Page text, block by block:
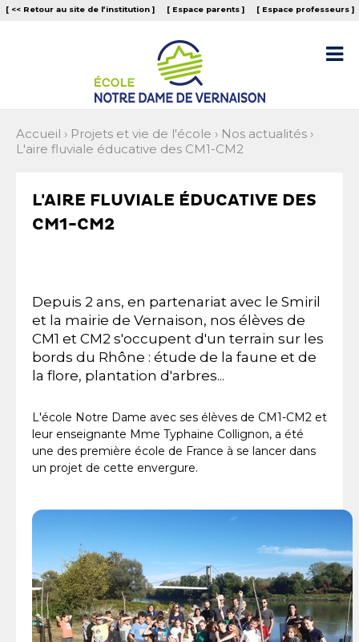
Aller
au
Outils
personnels
[ << Retour au site de l‘institution ] [ Espace parents ] [ Espace professeurs ]

Accueil › Projets et vie de l'école › Nos actualités ›
L'aire fluviale éducative des CM1-CM2
L'AIRE FLUVIALE ÉDUCATIVE DES
CM1-CM2
Depuis 2 ans, en partenariat avec le Smiril
et la mairie de Vernaison, nos élèves de
CM1 et CM2 s'occupent d'un terrain sur les
bords du Rhône : étude de la faune et de
la flore, plantation d'arbres...
L'école Notre Dame avec ses élèves de CM1-CM2 et
leur enseignante Mme Typhaine Collignon, a été
une des première école de France à se lancer dans
un projet de cette envergure.